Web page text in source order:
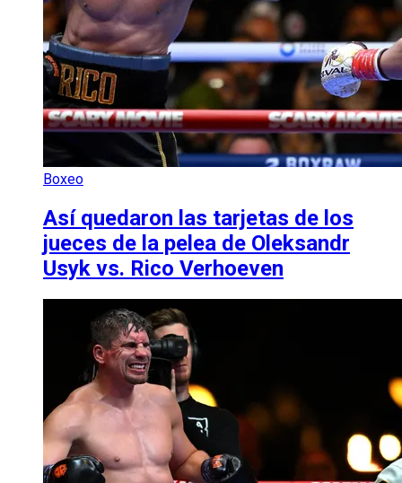
Boxeo
Así quedaron las tarjetas de los
jueces de la pelea de Oleksandr
Usyk vs. Rico Verhoeven